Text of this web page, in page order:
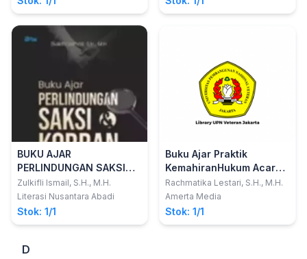
BUKU AJAR
PERLINDUNGAN SAKSI
DAN KORBAN
Zulkifli Ismail, S.H., M.H.
Literasi Nusantara Abadi
Stok: 1/1
Buku Ajar Praktik
KemahiranHukum Acara
Perdata
Rachmatika Lestari, S.H., M.H.
Amerta Media
Stok: 1/1
D